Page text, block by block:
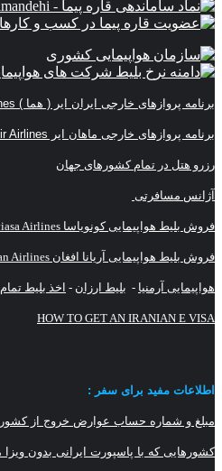
برنامه پروازهای خارجی ایران ایر ( هما ) Iran Air Airlines
برنامه پروازهای خارجی ماهان ایر Mahan Air Airlines
رزرو هتل در تمام کشورهای جهان
آژانس مسافرتی
فروش بلیط هواپیمایی کونویاسا Conviasa Airlines
فروش بلیط هواپیمایی آریانا افغان Ariana Afghan Airlines
هواپیمایی آرمنیا - بلیط ارزان - اخذ بلیط
HOW TO GET AN IRANIAN E VISA
اطلاعات مفید برای سفر :
مبلغ و شماره حساب عوارض خروج از کشور
کشورهایی که با پاسپورت ایرانی بدون ویزا